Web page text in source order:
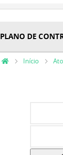
PLANO DE
Início